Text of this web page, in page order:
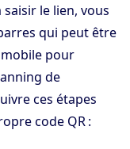
saisir le lien, vous
qui peut être
pour
de
ces étapes
code QR :